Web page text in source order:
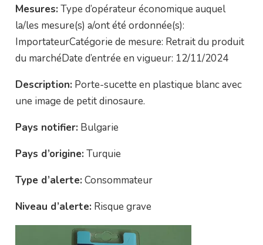
Mesures: Type d’opérateur économique auquel
la/les mesure(s) a/ont été ordonnée(s):
ImportateurCatégorie de mesure: Retrait du produit
du marchéDate d’entrée en vigueur: 12/11/2024
Description: Porte-sucette en plastique blanc avec
une image de petit dinosaure.
Pays notifier: Bulgarie
Pays d’origine: Turquie
Type d’alerte: Consommateur
Niveau d’alerte: Risque grave